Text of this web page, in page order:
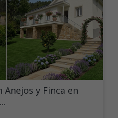
Anejos y Finca en